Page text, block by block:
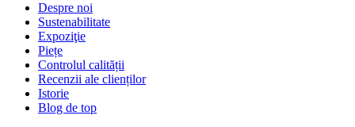
Despre noi
Sustenabilitate
Expoziţie
Piețe
Controlul calității
Recenzii ale clienților
Istorie
Blog de top